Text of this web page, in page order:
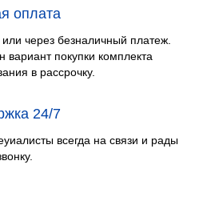
оплата
через безналичный платеж.
вариант покупки комплекта
в рассрочку.
24/7
всегда на связи и рады